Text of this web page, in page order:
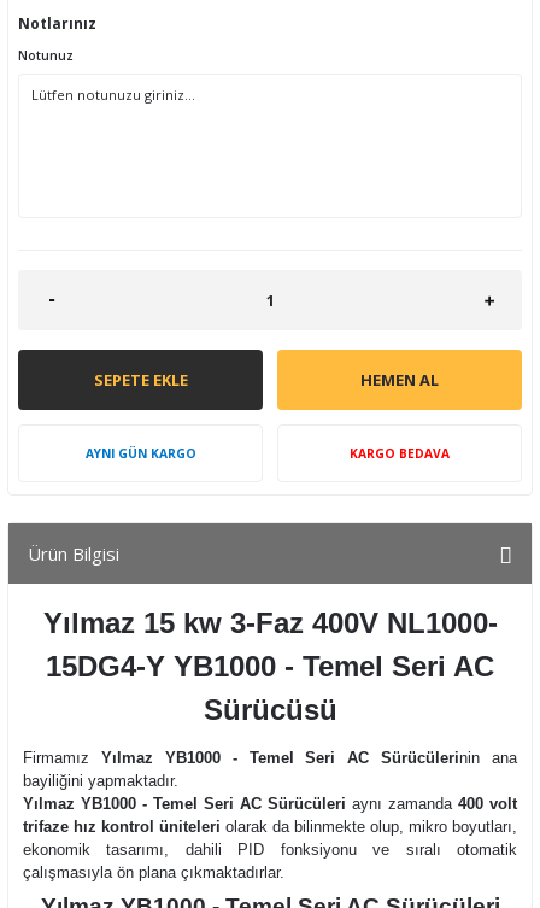
Notlarınız
Notunuz
SEPETE EKLE HEMEN AL
AYNI GÜN KARGO KARGO BEDAVA
Ürün Bilgisi
Yılmaz 15 kw 3-Faz 400V NL1000-
15DG4-Y YB1000 - Temel Seri AC
Sürücüsü
Firmamız Yılmaz YB1000 - Temel Seri AC Sürücülerinin ana
bayiliğini yapmaktadır.
Yılmaz YB1000 - Temel Seri AC Sürücüleri aynı zamanda 400 volt
trifaze hız kontrol üniteleri olarak da bilinmekte olup, mikro boyutları,
ekonomik tasarımı, dahili PID fonksiyonu ve sıralı otomatik
çalışmasıyla ön plana çıkmaktadırlar.